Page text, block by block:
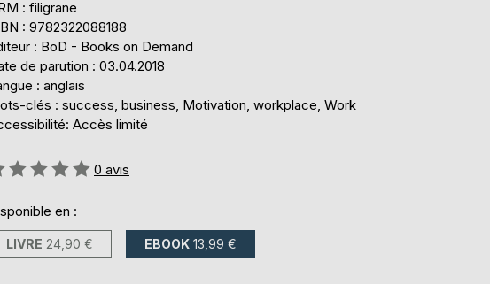
: filigrane
: 9782322088188
: BoD - Books on Demand
de parution : 03.04.2018
: anglais
clés : success, business, Motivation, workplace, Work
Accès limité
0 avis
en :
LIVRE 24,90 € EBOOK 13,99 €